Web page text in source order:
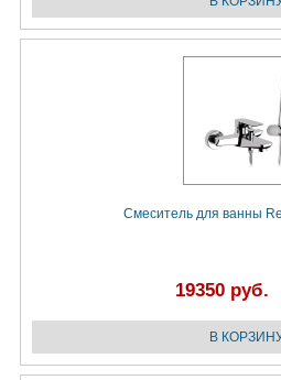
Смеситель для ванны
19350 руб.